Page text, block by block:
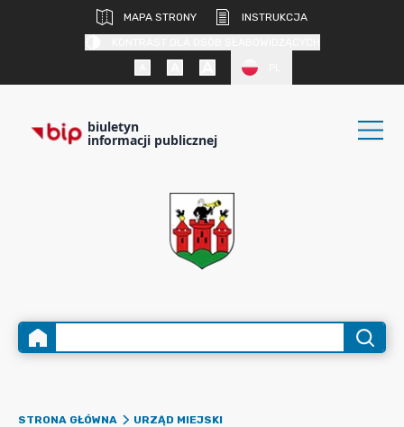
MAPA STRONY
INSTRUKCJA
biuletyn
informacji publicznej
STRONA GŁÓWNA
URZĄD MIEJSKI